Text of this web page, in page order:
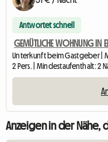
Antwortet schnell
GEMÜTLICHE WOHNUNG IN
Unterkunft beim Gastgeber |
2 Pers. | Mindestaufenthalt: 2
Anzeigen in der Nähe,